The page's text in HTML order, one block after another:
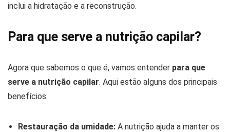
inclui a hidratação e a reconstrução.
Para que serve a nutrição capilar?
Agora que sabemos o que é, vamos entender para que
serve a nutrição capilar. Aqui estão alguns dos principais
benefícios:
Restauração da umidade: A nutrição ajuda a manter os